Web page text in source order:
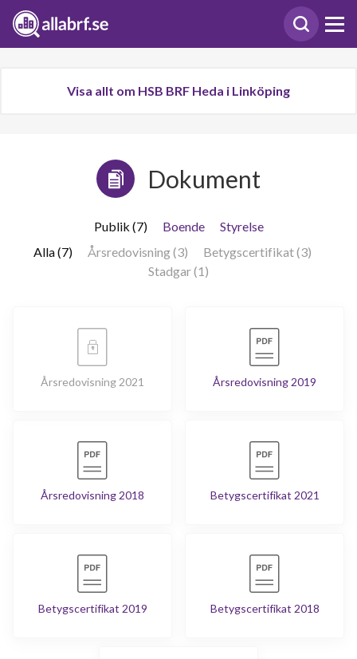
Visa allt om HSB BRF Heda i Linköping
Dokument
Publik (7) Boende
Styrelse
Alla (7)
Årsredovisning (3)
Betygscertifikat (3)
Stadgar (1)
Årsredovisning 2021 Årsredovisning 2019
Årsredovisning 2018 Betygscertifikat 2021
Betygscertifikat 2019 Betygscertifikat 2018